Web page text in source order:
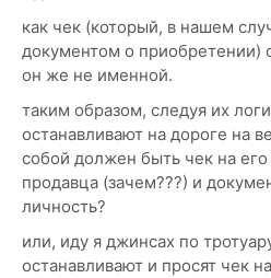
как чек (который, в нашем
документом о приобретении)
он же не именной.
таким образом, следуя их
останавливают на дороге на
собой должен быть чек на его
продавца (зачем???) и
личность?
или, иду я джинсах по
останавливают и просят чек